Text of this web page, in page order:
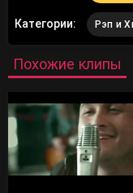
Категории: Рэп и
Похожие клипы